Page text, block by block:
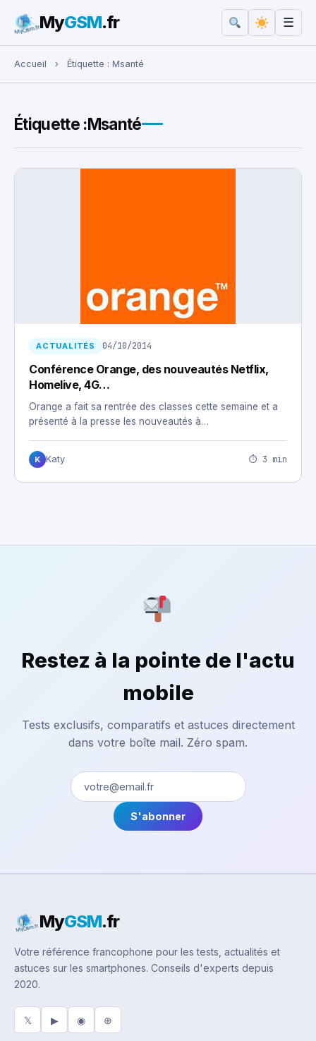
Rechercher :
MyGSM.fr ☰
Accueil › Étiquette : Msanté
Étiquette :Msanté
ACTUALITÉS 04/10/2014
Conférence Orange, des nouveautés Netflix,
Homelive, 4G…
Orange a fait sa rentrée des classes cette semaine et a
présenté à la presse les nouveautés à…
K Katy ⏱ 3 min
Restez à la pointe de l'actu
mobile
Tests exclusifs, comparatifs et astuces directement
dans votre boîte mail. Zéro spam.
S'abonner
MyGSM.fr
Votre référence francophone pour les tests, actualités et
astuces sur les smartphones. Conseils d'experts depuis
2020.
𝕏 ▶ ◉ ⊕